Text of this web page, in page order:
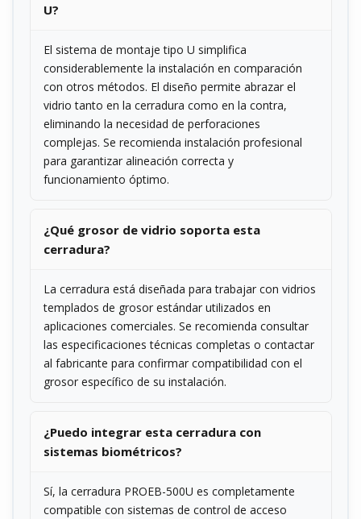
U?
El sistema de montaje tipo U simplifica
considerablemente la instalación en comparación
con otros métodos. El diseño permite abrazar el
vidrio tanto en la cerradura como en la contra,
eliminando la necesidad de perforaciones
complejas. Se recomienda instalación profesional
para garantizar alineación correcta y
funcionamiento óptimo.
¿Qué grosor de vidrio soporta esta
cerradura?
La cerradura está diseñada para trabajar con vidrios
templados de grosor estándar utilizados en
aplicaciones comerciales. Se recomienda consultar
las especificaciones técnicas completas o contactar
al fabricante para confirmar compatibilidad con el
grosor específico de su instalación.
¿Puedo integrar esta cerradura con
sistemas biométricos?
Sí, la cerradura PROEB-500U es completamente
compatible con sistemas de control de acceso